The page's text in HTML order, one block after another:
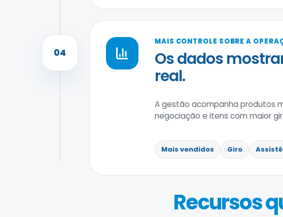
04
MAIS CONTROLE SOBRE A
Os dados
real.
A gestão acompanha produtos
negociação e itens com maior
Mais vendidos Giro
Recursos